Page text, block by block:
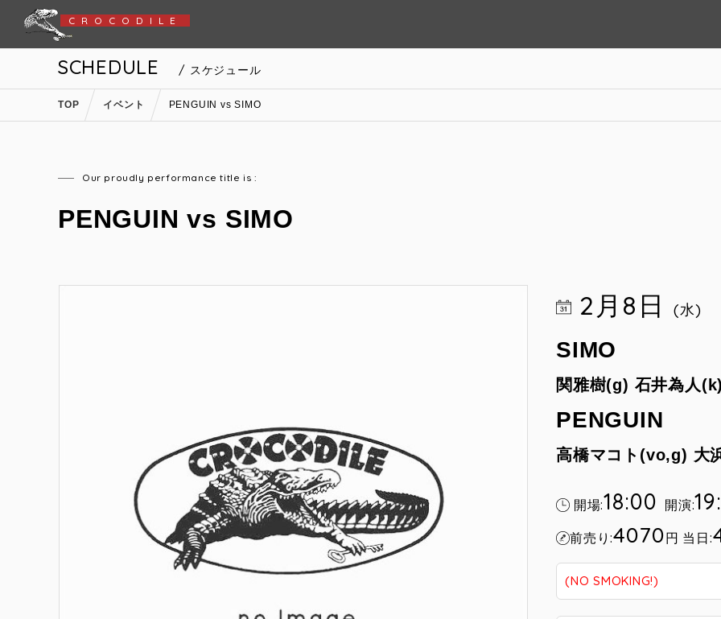
CROCODILE
SCHEDULE / スケジュール
TOP イベント PENGUIN vs SIMO
Our proudly performance title is :
PENGUIN vs SIMO
2月8日(水)
SIMO
関雅樹(g) 石井為人
PENGUIN
高橋マコト(vo,g) 大
開場:18:00 開演:
前売り:4070円 当日:
(NO SMOKING!)